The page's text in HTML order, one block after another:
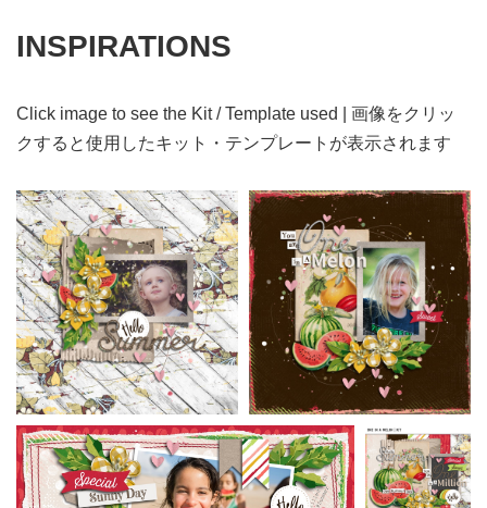
INSPIRATIONS
Click image to see the Kit / Template used | 画像をクリッ
クすると使用したキット・テンプレートが表示されます